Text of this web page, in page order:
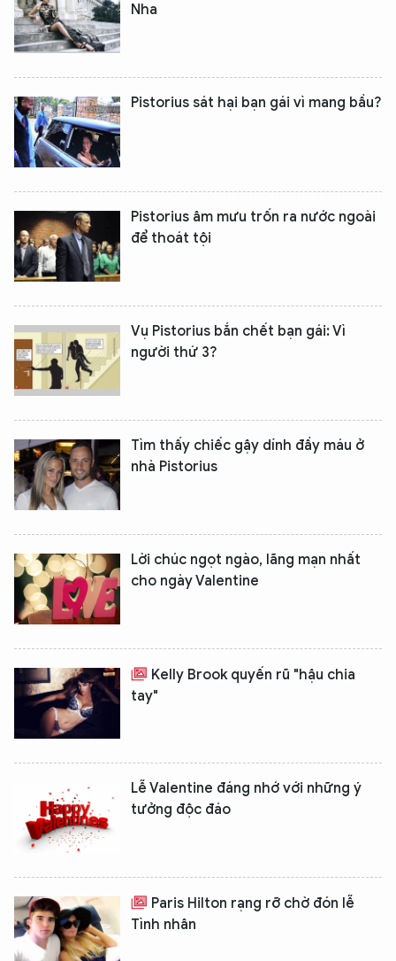
Nha
Pistorius sát hại bạn gái vì mang bầu?
Pistorius âm mưu trốn ra nước ngoài
để thoát tội
Vụ Pistorius bắn chết bạn gái: Vì
người thứ 3?
Tìm thấy chiếc gậy dính đầy máu ở
nhà Pistorius
Lời chúc ngọt ngào, lãng mạn nhất
cho ngày Valentine
Kelly Brook quyến rũ "hậu chia
tay"
Lễ Valentine đáng nhớ với những ý
tưởng độc đáo
Paris Hilton rạng rỡ chờ đón lễ
Tình nhân